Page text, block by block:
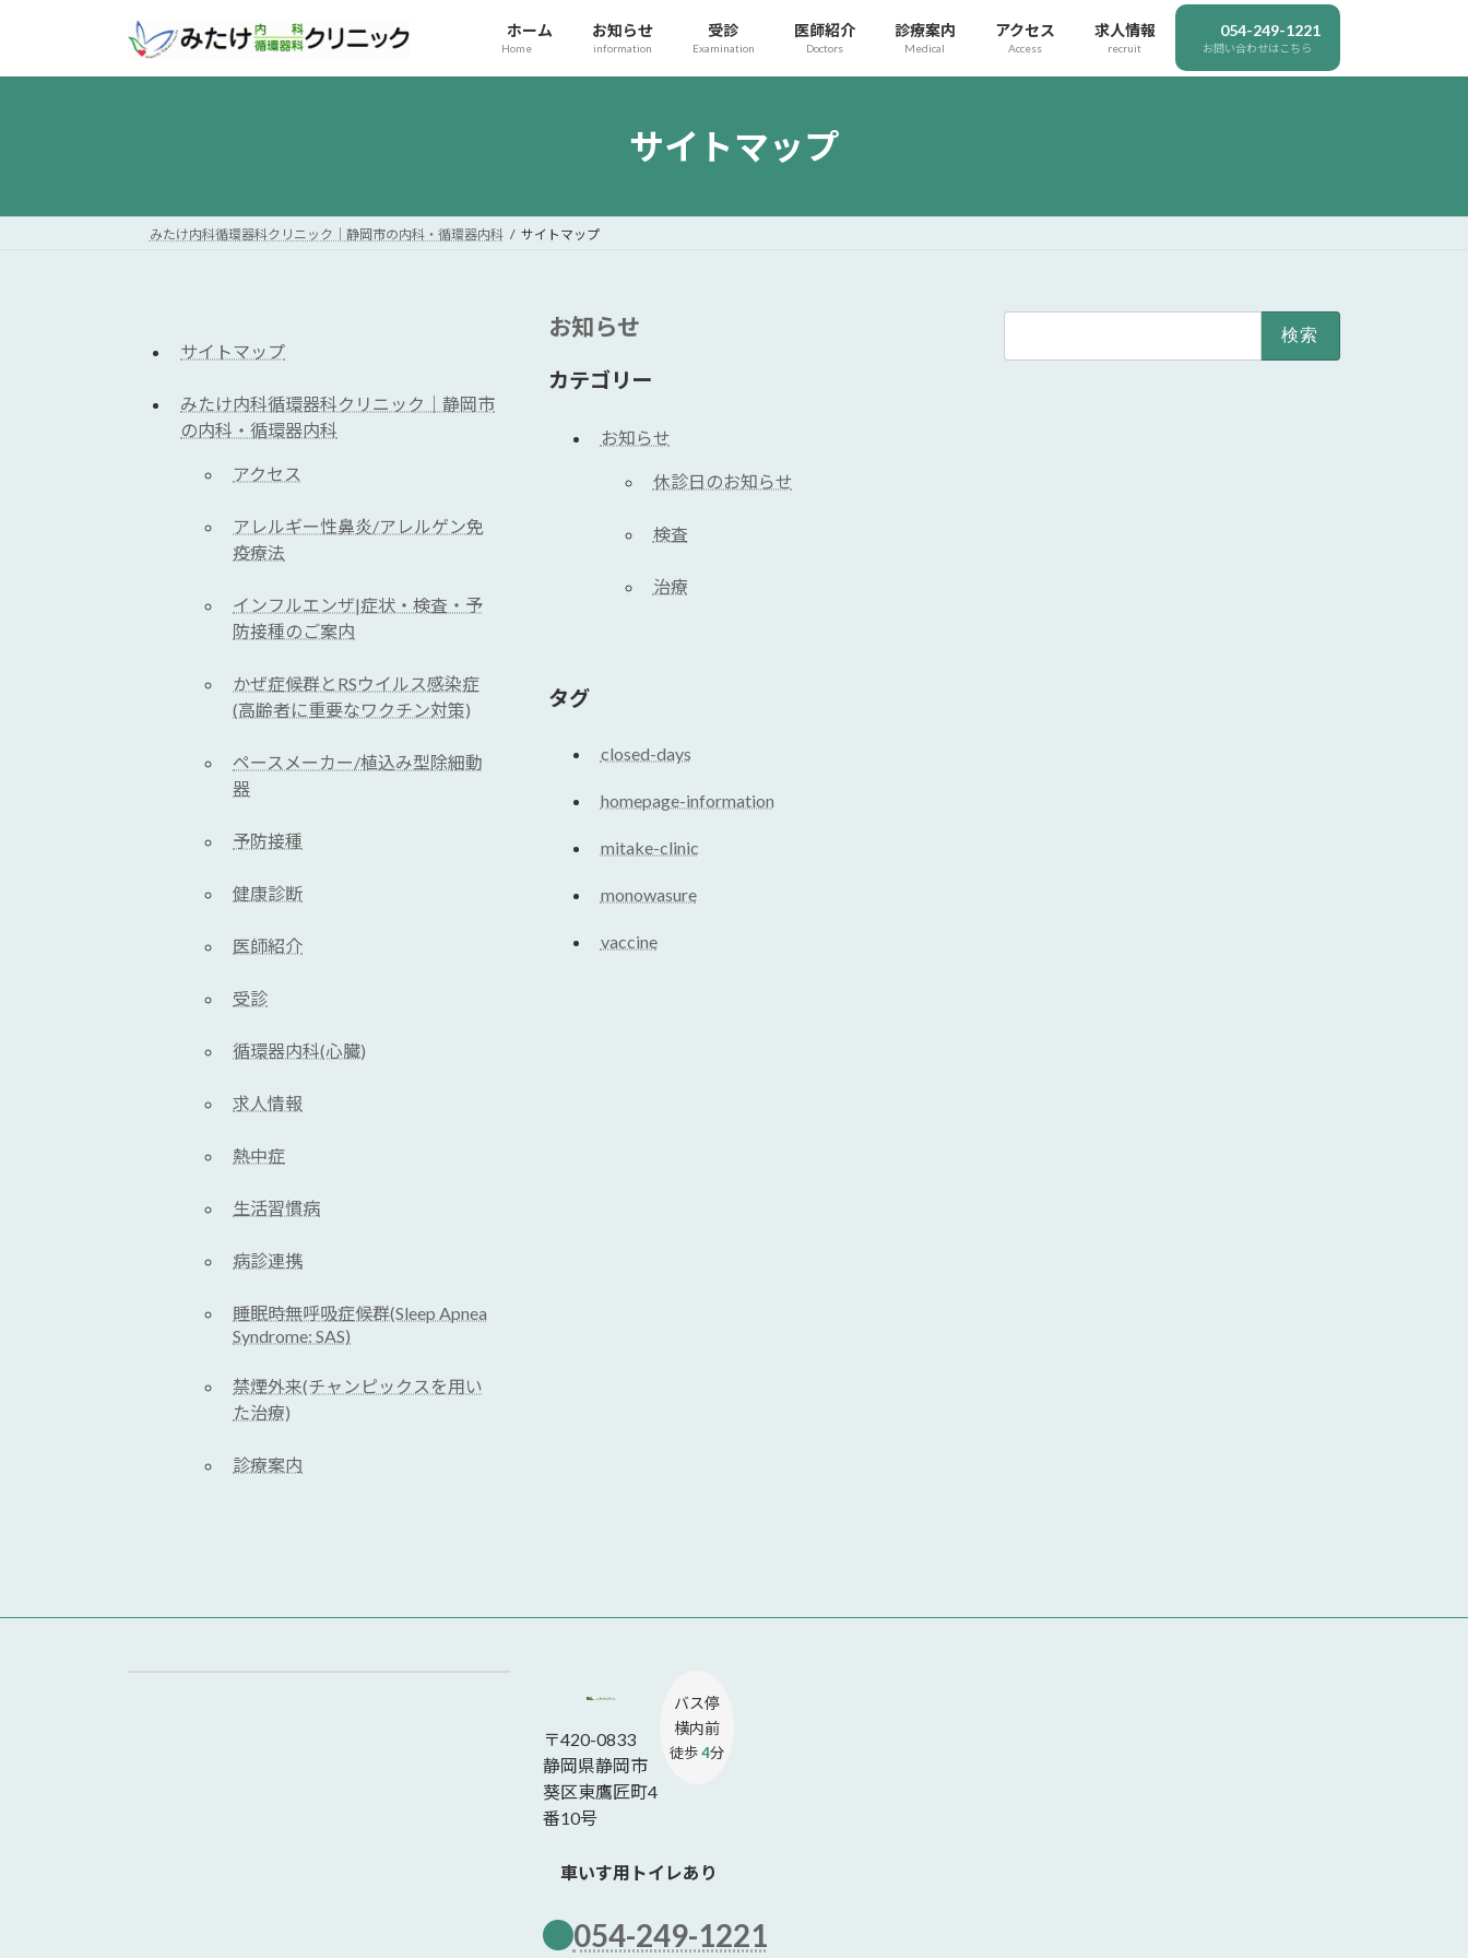
ッ
移
ホーム
Home
お知らせ
information
受診
Examination
医師紹介
Doctors
診療案内
Medical
アクセス
Access
求人情報
recruit
054-249-1221
お問い合わせはこちら
サイトマップ
みたけ内科循環器科クリニック｜静岡市の内科・循環器内科 サイトマップ
サイトマップ
みたけ内科循環器科クリニック｜静岡市
の内科・循環器内科
アクセス
アレルギー性鼻炎/アレルゲン免
疫療法
インフルエンザ|症状・検査・予
防接種のご案内
かぜ症候群とRSウイルス感染症
(高齢者に重要なワクチン対策)
ペースメーカー/植込み型除細動
器
予防接種
健康診断
医師紹介
受診
循環器内科(心臓)
求人情報
熱中症
生活習慣病
病診連携
睡眠時無呼吸症候群(Sleep Apnea
Syndrome: SAS)
禁煙外来(チャンピックスを用い
た治療)
診療案内
お知らせ
カテゴリー
お知らせ
休診日のお知らせ
検査
治療
タグ
closed-days
homepage-information
mitake-clinic
monowasure
vaccine
〒420-0833
静岡県静岡市
葵区東鷹匠町4
番10号
バス停
横内前
徒歩4分
車いす用トイレあり
054-249-1221